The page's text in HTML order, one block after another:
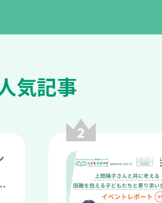
気記事